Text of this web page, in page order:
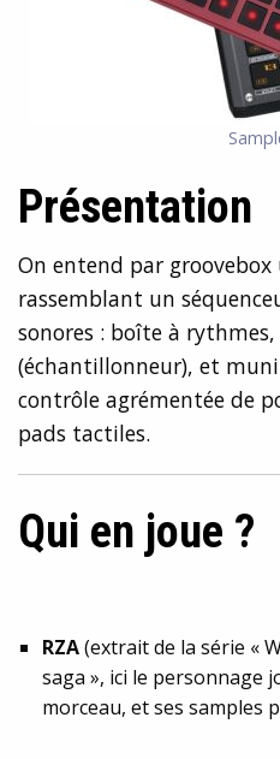
Présentation
On entend par
rassemblant un
sonores : boîte à
(échantillonneur), et muni
contrôle agrémentée de
pads tactiles.
Qui en joue ?
RZA(extrait de la série «
saga », ici le personnage
morceau, et ses samples